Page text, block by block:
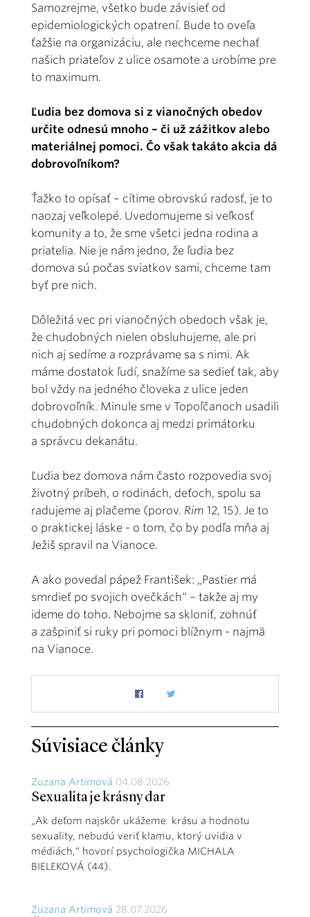
Samozrejme, všetko bude závisieť od
epidemiologických opatrení. Bude to oveľa
ťažšie na organizáciu, ale nechceme nechať
našich priateľov z ulice osamote a urobíme pre
to maximum.
Ľudia bez domova si z vianočných obedov
určite odnesú mnoho – či už zážitkov alebo
materiálnej pomoci. Čo však takáto akcia dá
dobrovoľníkom?
Ťažko to opísať – cítime obrovskú radosť, je to
naozaj veľkolepé. Uvedomujeme si veľkosť
komunity a to, že sme všetci jedna rodina a
priatelia. Nie je nám jedno, že ľudia bez
domova sú počas sviatkov sami, chceme tam
byť pre nich.
Dôležitá vec pri vianočných obedoch však je,
že chudobných nielen obsluhujeme, ale pri
nich aj sedíme a rozprávame sa s nimi. Ak
máme dostatok ľudí, snažíme sa sedieť tak, aby
bol vždy na jedného človeka z ulice jeden
dobrovoľník. Minule sme v Topoľčanoch usadili
chudobných dokonca aj medzi primátorku
a správcu dekanátu.
Ľudia bez domova nám často rozpovedia svoj
životný príbeh, o rodinách, deťoch, spolu sa
radujeme aj plačeme (porov. Rim 12, 15). Je to
o praktickej láske - o tom, čo by podľa mňa aj
Ježiš spravil na Vianoce.
A ako povedal pápež František: „Pastier má
smrdieť po svojich ovečkách“ – takže aj my
ideme do toho. Nebojme sa skloniť, zohnúť
a zašpiniť si ruky pri pomoci blížnym - najmä
na Vianoce.
Súvisiace články
Zuzana Artimová 04.08.2026
Sexualita je krásny dar
„Ak deťom najskôr ukážeme krásu a hodnotu
sexuality, nebudú veriť klamu, ktorý uvidia v
médiách,“ hovorí psychologička MICHALA
BIELEKOVÁ (44).
Zuzana Artimová 28.07.2026